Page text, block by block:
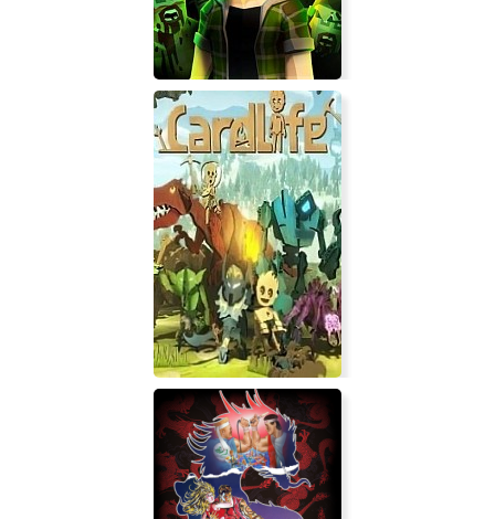
Alive 2 Survive: Tales from the
Zombie Apocalypse